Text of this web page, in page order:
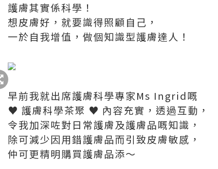
護膚其實係科學！
想皮膚好，就要識得照顧自己，
一於自我增值，做個知識型護膚達人！
早前我就出席護膚科學專家Ms Ingrid嘅
♥ 護膚科學茶聚 ♥ 內容充實，透過互動，
令我加深咗對日常護膚及護膚品嘅知識，
除可減少因用錯護膚品而引致皮膚敏感，
仲可更精明購買護膚品添～